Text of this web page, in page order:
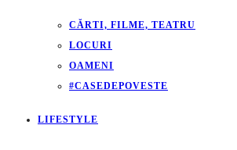
CĂRTI, FILME, TEATRU
LOCURI
OAMENI
#CASEDEPOVESTE
LIFESTYLE